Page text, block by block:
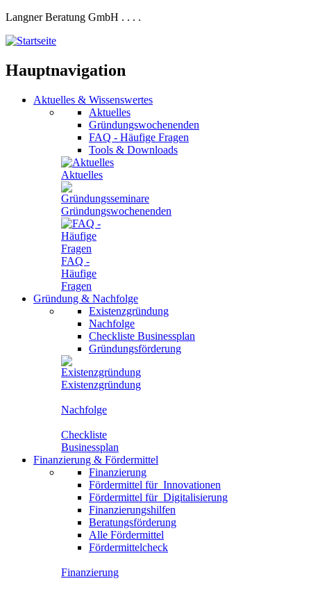
Langner Beratung GmbH . . . .
Hauptnavigation
Aktuelles & Wissenswertes
Aktuelles
Gründungswochenenden
FAQ - Häufige Fragen
Tools & Downloads
Aktuelles
Gründungswochenenden
FAQ -
Häufige
Fragen
Gründung & Nachfolge
Existenzgründung
Nachfolge
Checkliste Businessplan
Gründungsförderung
Existenzgründung
Nachfolge
Checkliste
Businessplan
Finanzierung & Fördermittel
Finanzierung
Fördermittel für Innovationen
Fördermittel für Digitalisierung
Finanzierungshilfen
Beratungsförderung
Alle Fördermittel
Fördermittelcheck
Finanzierung